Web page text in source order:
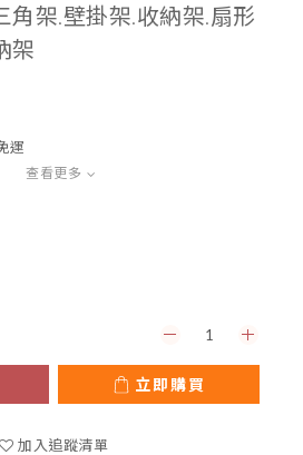
角架.壁掛架.收納架.扇形
架
運
查看更多
立即購買
加入追蹤清單